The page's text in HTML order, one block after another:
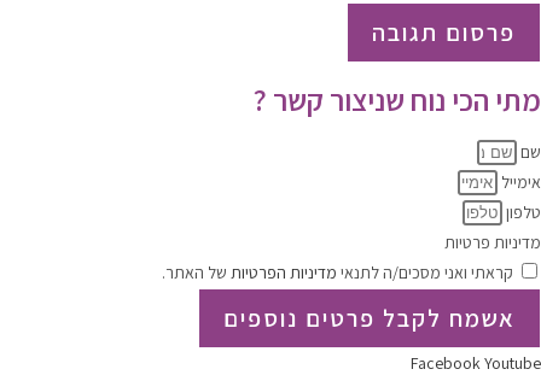
מתי הכי נוח שניצור קשר ?
שם
אימייל
טלפון
מדיניות פרטיות
קראתי ואני מסכים/ה לתנאי מדיניות הפרטיות של האתר.
אשמח לקבל פרטים נוספים
FacebookYoutube